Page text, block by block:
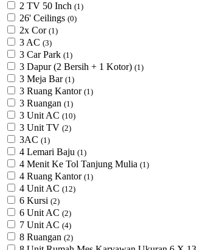
2 TV 50 Inch (1)
26' Ceilings (0)
2x Cor (1)
3 AC (3)
3 Car Park (1)
3 Dapur (2 Bersih + 1 Kotor) (1)
3 Meja Bar (1)
3 Ruang Kantor (1)
3 Ruangan (1)
3 Unit AC (10)
3 Unit TV (2)
3AC (1)
4 Lemari Baju (1)
4 Menit Ke Tol Tanjung Mulia (1)
4 Ruang Kantor (1)
4 Unit AC (12)
6 Kursi (2)
6 Unit AC (2)
7 Unit AC (4)
8 Ruangan (2)